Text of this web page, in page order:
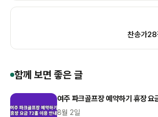
찬송가28
함께 보면 좋은 글
여주 파크골프장 예약하기 휴장 요
8월 2일